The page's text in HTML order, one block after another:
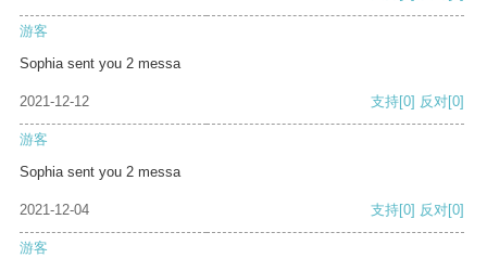
游客
Sophia sent you 2 messa
2021-12-12 支持[0] 反对[0]
游客
Sophia sent you 2 messa
2021-12-04 支持[0] 反对[0]
游客